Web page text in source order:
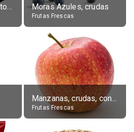
Aguacate, promedio todos variedades, crudo Moras Azules, crudas
Frutas Frescas
Manzanas, crudas, con piel
Frutas Frescas